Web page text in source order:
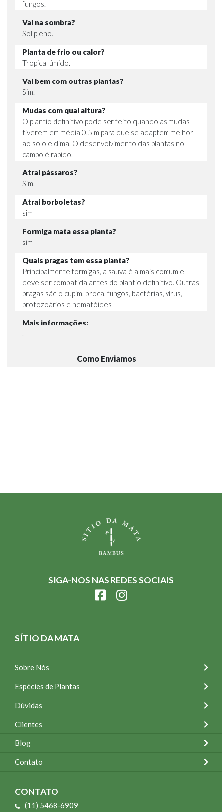
fungos.
Vai na sombra?
Sol pleno.
Planta de frio ou calor?
Tropical úmido.
Vai bem com outras plantas?
Sim.
Mudas com qual altura?
O plantio definitivo pode ser feito quando as mudas
tiverem em média 0,5 m para que se adaptem melhor
ao solo e clima. O desenvolvimento das plantas no
campo é rapido.
Atrai pássaros?
Sim.
Atrai borboletas?
sim
Formiga mata essa planta?
sim
Quais pragas tem essa planta?
Principalmente formigas, a sauva é a mais comum e
deve ser combatida antes do plantio definitivo. Outras
pragas são o cupim, broca, fungos, bactérias, vírus,
protozoários e nematóides
Mais informações:
.
Como Enviamos
SIGA-NOS NAS REDES SOCIAIS
SÍTIO DA MATA
Sobre Nós
Espécies de Plantas
Dúvidas
Clientes
Blog
Contato
CONTATO
(11) 5468-6909